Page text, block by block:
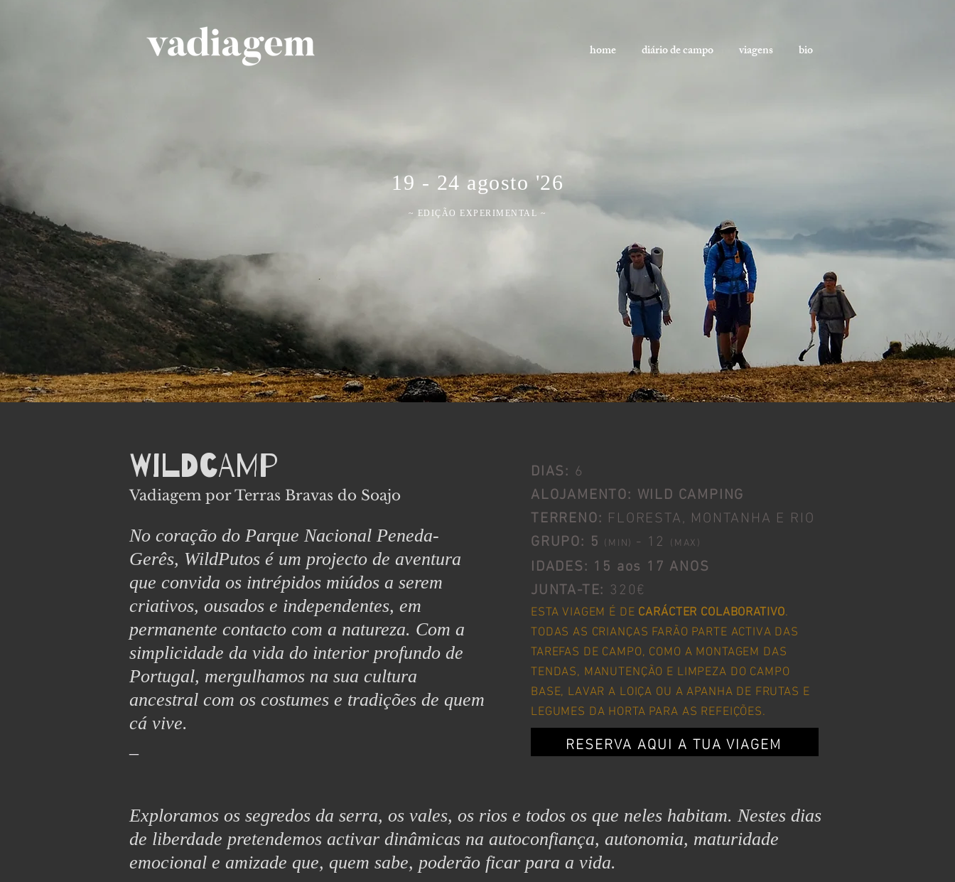
home diário de campo viagens bio
19 - 24 agosto '26
~ EDIÇÃO EXPERIMENTAL ~
Wildcamp
Vadiagem por Terras Bravas do Soajo
No coração do Parque Nacional Peneda-
Gerês, WildPutos é um projecto de aventura
que convida os intrépidos miúdos a serem
criativos, ousados ​​e independentes, em
permanente contacto com a natureza. Com a
simplicidade da vida do interior profundo de
Portugal, mergulhamos na sua cultura
ancestral com os costumes e tradições de quem
cá vive.
_
ESTA VIAGEM É DE CARÁCTER COLABORATIVO.
TODAS AS CRIANÇAS FARÃO PARTE ACTIVA DAS
TAREFAS DE CAMPO, COMO A MONTAGEM DAS
TENDAS, MANUTENÇÃO E LIMPEZA DO CAMPO
BASE, LAVAR A LOIÇA OU A APANHA DE FRUTAS E
LEGUMES DA HORTA PARA AS REFEIÇÕES.
RESERVA AQUI A TUA VIAGEM
DIAS: 6
ALOJAMENTO: WILD CAMPING
TERRENO: FLORESTA, MONTANHA E RIO
GRUPO: 5 (MIN) - 12 ( MAX)
IDADES: 15 aos 17 ANOS
JUNTA-TE: 320€
Exploramos os segredos da serra, os vales, os rios e todos os que neles habitam. Nestes dias
de liberdade pretendemos activar dinâmicas na autoconfiança, autonomia, maturidade
emocional e amizade que, quem sabe, poderão ficar para a vida.